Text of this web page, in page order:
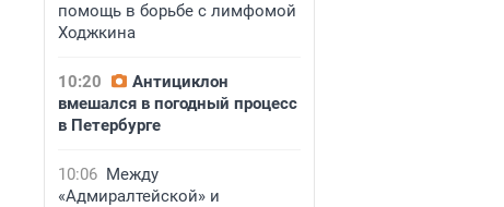
помощь в борьбе с лимфомой
Ходжкина
10:20
Антициклон
вмешался в погодный процесс
в Петербурге
10:06 Между
«Адмиралтейской» и